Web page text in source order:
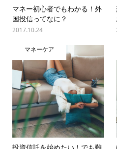
マネー初心者でもわかる！外
国投信ってなに？
2017.10.24
マネーケア